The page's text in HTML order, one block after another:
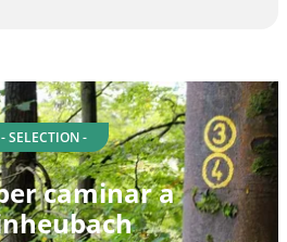
- SELECTION -
caminar a